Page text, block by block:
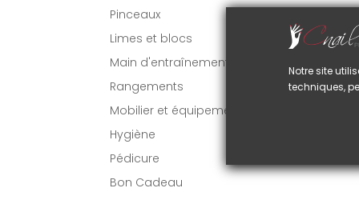
Pinceaux
Limes et blocs
Main d'entraînement
Rangements
Mobilier et équipement
Hygiène
Pédicure
Bon Cadeau
Notre site
techniques,